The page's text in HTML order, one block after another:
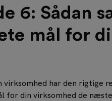
Zephyr
6: Sådan
mål for
virksomhed har den rigtige
for din virksomhed de